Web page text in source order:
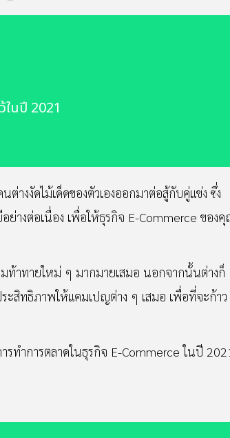
นปี 2021
งงัดไม้เด็ดของตัวเองออกมาต่อสู้กับคู่แข่ง ซึ่ง
ย่างต่อเนื่อง เพื่อให้ธุรกิจ E-Commerce ของ
ท้าทายใหม่ ๆ มากมายเสมอ นอกจากนั้นต่างก็
ะสิทธิภาพให้แคมเปญต่าง ๆ เสมอ เพื่อที่จะก้าว
ทำการตลาดในธุรกิจ E-Commerce ในปี